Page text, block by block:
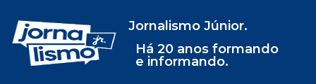
Jornalismo Júnior.
Há 20 anos formando
e informando.